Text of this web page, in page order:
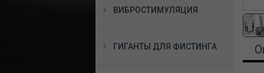
ВИБРОСТИМУЛЯЦИЯ
ГИГАНТЫ ДЛЯ ФИСТИНГА